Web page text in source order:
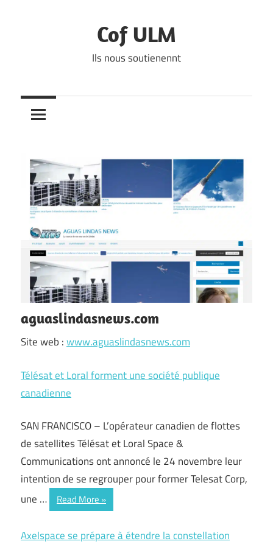
Cof ULM
Ils nous soutienennt
aguaslindasnews.com
Site web :www.aguaslindasnews.com
Télésat et Loral forment une société publique
canadienne
SAN FRANCISCO – L’opérateur canadien de flottes
de satellites Télésat et Loral Space &
Communications ont annoncé le 24 novembre leur
intention de se regrouper pour former Telesat Corp,
une …
Read More
Axelspace se prépare à étendre la constellation